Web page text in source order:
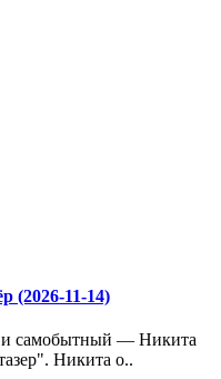
(2026-11-14)
и самобытный — Никита
Никита о..